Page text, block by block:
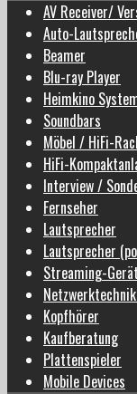
AV Receiver/
Auto-
Beamer
Blu-ray Player
Heimkino
Soundbars
Möbel / HiFi-
HiFi-
Interview /
Fernseher
Lautsprecher
Lautsprecher
Streaming-
Kopfhörer
Kaufberatung
Plattenspieler
Mobile Devices